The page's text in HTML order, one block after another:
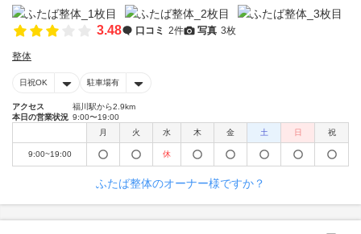
3.48 口コミ 2件 写真 3枚
整体
日祝OK 駐車場有
アクセス
福川駅から2.9km
本日の営業状況 9:00〜19:00
月
火 水 木 金 土 日 祝
9:00~19:00 休
ふたば整体のオーナー様ですか？